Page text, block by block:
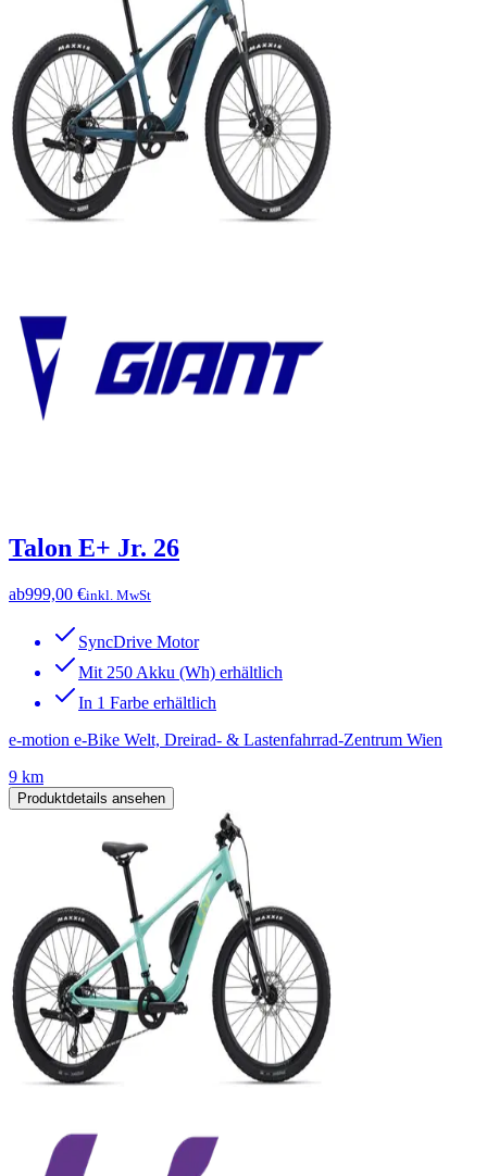
Talon E+ Jr. 26
ab999,00 €inkl. MwSt
SyncDrive Motor
Mit 250 Akku (Wh) erhältlich
In 1 Farbe erhältlich
e-motion e-Bike Welt, Dreirad- & Lastenfahrrad-Zentrum Wien
9 km
Produktdetails ansehen